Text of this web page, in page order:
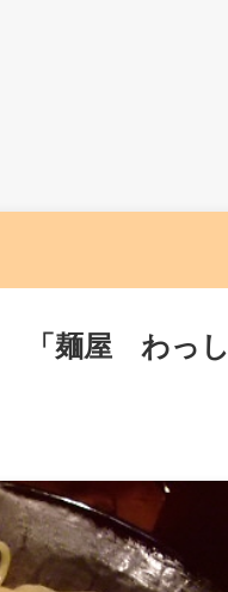
「麺屋 わっし